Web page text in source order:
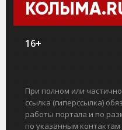
16+
При полном или
ссылка (гиперссылка)
работы портала и по
по указанным контактам